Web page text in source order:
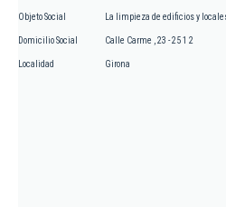
Objeto Social La limpieza de edificios y
Domicilio Social Calle Carme , 23 - 25 1 2
Localidad Girona